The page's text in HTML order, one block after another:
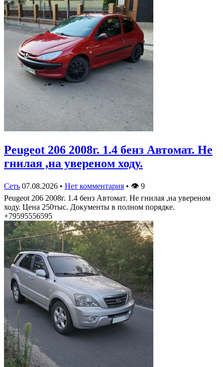
Peugeot 206 2008г. 1.4 бенз Автомат. Не
гнилая ,на увереном ходу.
Сеть 07.08.2026 • Нет комментария • 👁 9
Peugeot 206 2008г. 1.4 бенз Автомат. Не гнилая ,на увереном
ходу. Цена 250тыс. Документы в полном порядке.
+79595556595